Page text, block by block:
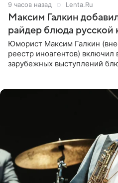
9 часов назад Lenta.Ru
Максим Галкин
райдер блюда русской
Юморист Максим Галкин
реестр иноагентов) включил
зарубежных выступлений